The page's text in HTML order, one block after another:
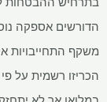
משקף התחייבויות
הכריזו רשמית על